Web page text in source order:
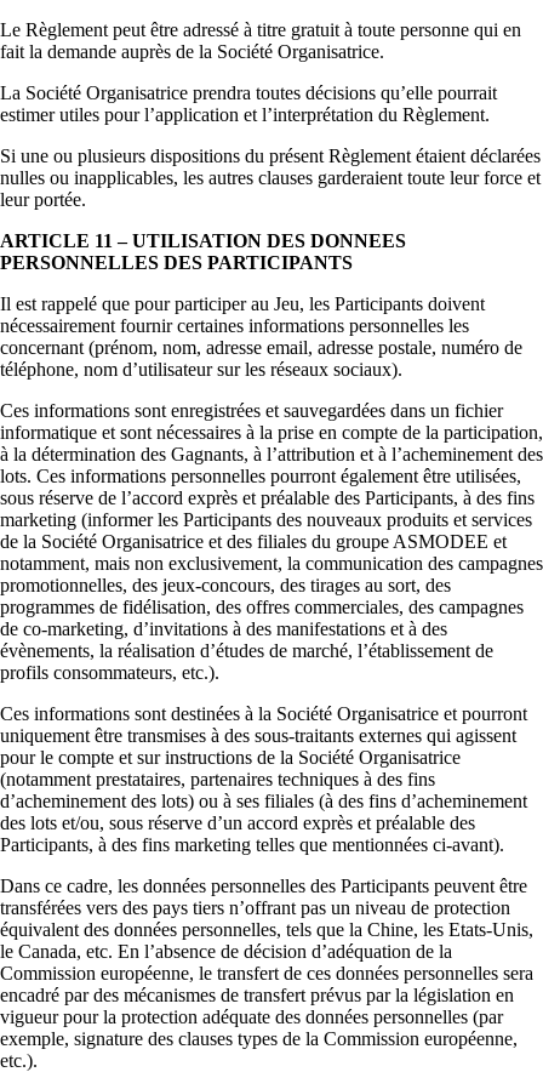
Le Règlement peut être adressé à titre gratuit à toute personne qui en
fait la demande auprès de la Société Organisatrice.
La Société Organisatrice prendra toutes décisions qu’elle pourrait
estimer utiles pour l’application et l’interprétation du Règlement.
Si une ou plusieurs dispositions du présent Règlement étaient déclarées
nulles ou inapplicables, les autres clauses garderaient toute leur force et
leur portée.
ARTICLE 11 – UTILISATION DES DONNEES
PERSONNELLES DES PARTICIPANTS
Il est rappelé que pour participer au Jeu, les Participants doivent
nécessairement fournir certaines informations personnelles les
concernant (prénom, nom, adresse email, adresse postale, numéro de
téléphone, nom d’utilisateur sur les réseaux sociaux).
Ces informations sont enregistrées et sauvegardées dans un fichier
informatique et sont nécessaires à la prise en compte de la participation,
à la détermination des Gagnants, à l’attribution et à l’acheminement des
lots. Ces informations personnelles pourront également être utilisées,
sous réserve de l’accord exprès et préalable des Participants, à des fins
marketing (informer les Participants des nouveaux produits et services
de la Société Organisatrice et des filiales du groupe ASMODEE et
notamment, mais non exclusivement, la communication des campagnes
promotionnelles, des jeux-concours, des tirages au sort, des
programmes de fidélisation, des offres commerciales, des campagnes
de co-marketing, d’invitations à des manifestations et à des
évènements, la réalisation d’études de marché, l’établissement de
profils consommateurs, etc.).
Ces informations sont destinées à la Société Organisatrice et pourront
uniquement être transmises à des sous-traitants externes qui agissent
pour le compte et sur instructions de la Société Organisatrice
(notamment prestataires, partenaires techniques à des fins
d’acheminement des lots) ou à ses filiales (à des fins d’acheminement
des lots et/ou, sous réserve d’un accord exprès et préalable des
Participants, à des fins marketing telles que mentionnées ci-avant).
Dans ce cadre, les données personnelles des Participants peuvent être
transférées vers des pays tiers n’offrant pas un niveau de protection
équivalent des données personnelles, tels que la Chine, les Etats-Unis,
le Canada, etc. En l’absence de décision d’adéquation de la
Commission européenne, le transfert de ces données personnelles sera
encadré par des mécanismes de transfert prévus par la législation en
vigueur pour la protection adéquate des données personnelles (par
exemple, signature des clauses types de la Commission européenne,
etc.).